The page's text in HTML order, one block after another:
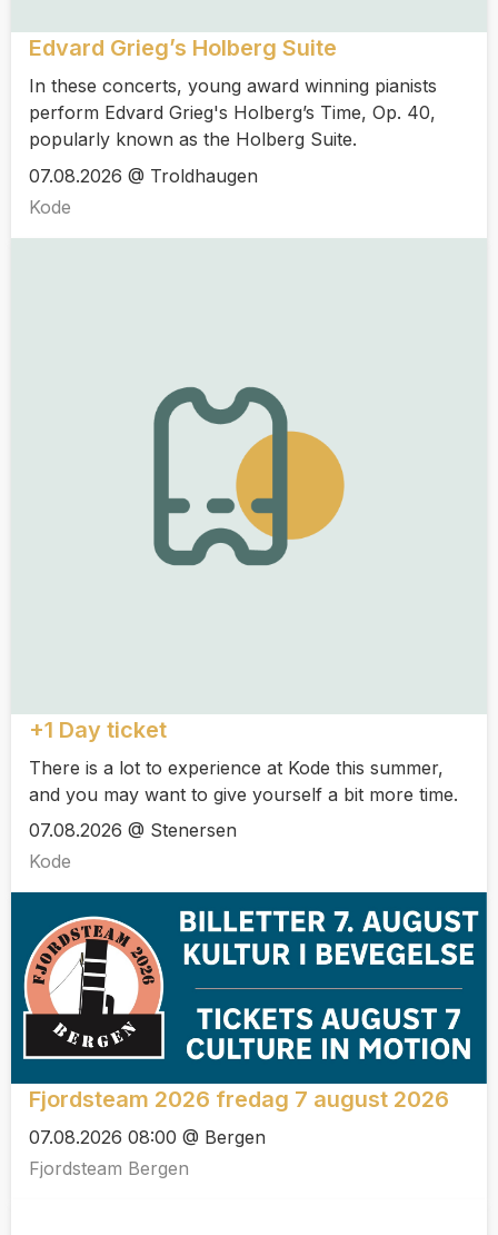
Edvard Grieg’s Holberg Suite
In these concerts, young award winning pianists
perform Edvard Grieg's Holberg’s Time, Op. 40,
popularly known as the Holberg Suite.
07.08.2026 @ Troldhaugen
Kode
+1 Day ticket
There is a lot to experience at Kode this summer,
and you may want to give yourself a bit more time.
07.08.2026 @ Stenersen
Kode
Fjordsteam 2026 fredag 7 august 2026
07.08.2026 08:00 @ Bergen
Fjordsteam Bergen